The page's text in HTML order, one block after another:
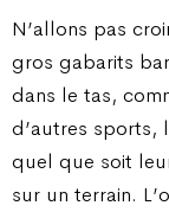
N’allons pas
gros gabarits
dans le tas,
d’autres sports,
quel que soit
sur un terrain.